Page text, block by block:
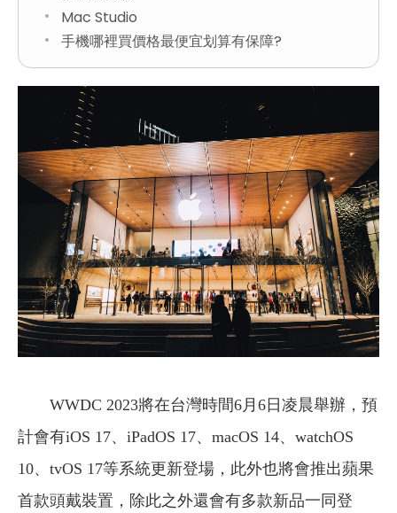
Mac Studio
手機哪裡買價格最便宜划算有保障?
WWDC 2023將在台灣時間6月6日凌晨舉辦，預
計會有iOS 17、iPadOS 17、macOS 14、watchOS
10、tvOS 17等系統更新登場，此外也將會推出蘋果
首款頭戴裝置，除此之外還會有多款新品一同登